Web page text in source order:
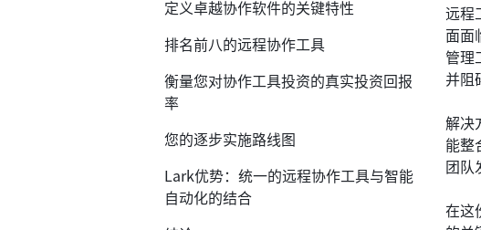
远程
面面
管理
并阻
解决
能整
团队
在这
定义卓越协作软件的关键特性
排名前八的远程协作工具
衡量您对协作工具投资的真实投资回报
率
您的逐步实施路线图
Lark优势：统一的远程协作工具与智能
自动化的结合